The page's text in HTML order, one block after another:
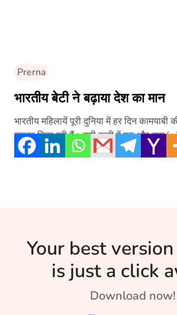
Prerna
भारतीय बेटी ने बढ़ाया देश का मान
भारतीय महिलायें पूरी दुनिया में हर दिन कामयाबी
इबारत लिख रही हैं। इसी कड़ी में एक और नाम
Your best
is just a click
Download now!